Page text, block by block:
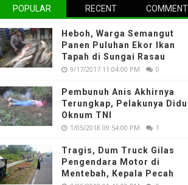
POPULAR RECENT
Heboh, Warga Semangut
Panen Puluhan Ekor Ikan
Tapah di Sungai Rasau
9/17/2017 11:04:00 PM 0
Pembunuh Anis Akhirnya
Terungkap, Pelakunya
Oknum TNI
1/05/2018 09:54:00 PM 1
Tragis, Dum Truck Gilas
Pengendara Motor di
Mentebah, Kepala Pecah